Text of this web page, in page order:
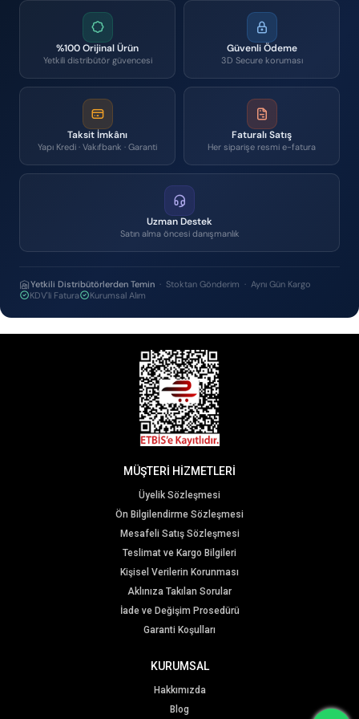
%100 Orijinal Ürün
Yetkili distribütör güvencesi
Güvenli Ödeme
3D Secure koruması
Taksit İmkânı
Yapı Kredi · Vakıfbank · Garanti
Faturalı Satış
Her siparişe resmi e-fatura
Uzman Destek
Satın alma öncesi danışmanlık
Yetkili Distribütörlerden Temin · Stoktan Gönderim · Aynı Gün Kargo
KDV'li Fatura
Kurumsal Alım
MÜŞTERİ HİZMETLERİ
Üyelik Sözleşmesi
Ön Bilgilendirme Sözleşmesi
Mesafeli Satış Sözleşmesi
Teslimat ve Kargo Bilgileri
Kişisel Verilerin Korunması
Aklınıza Takılan Sorular
İade ve Değişim Prosedürü
Garanti Koşulları
KURUMSAL
Hakkımızda
Blog